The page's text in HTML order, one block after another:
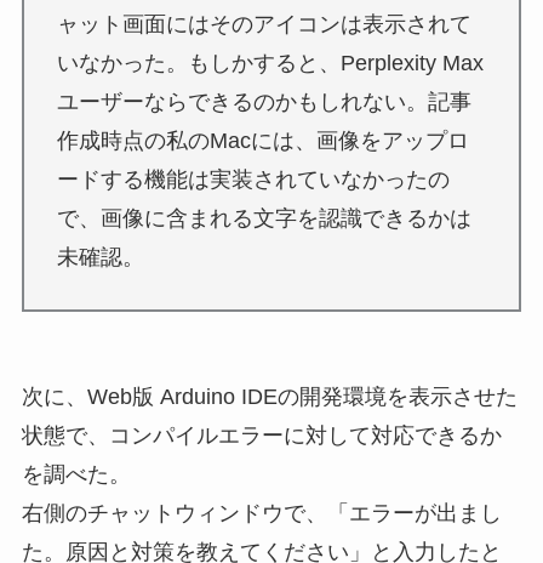
ャット画面にはそのアイコンは表示されて
いなかった。もしかすると、Perplexity Max
ユーザーならできるのかもしれない。記事
作成時点の私のMacには、画像をアップロ
ードする機能は実装されていなかったの
で、画像に含まれる文字を認識できるかは
未確認。
次に、Web版 Arduino IDEの開発環境を表示させた
状態で、コンパイルエラーに対して対応できるか
を調べた。
右側のチャットウィンドウで、「エラーが出まし
た。原因と対策を教えてください」と入力したと